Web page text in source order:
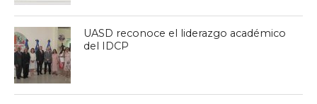
UASD reconoce el liderazgo académico
del IDCP